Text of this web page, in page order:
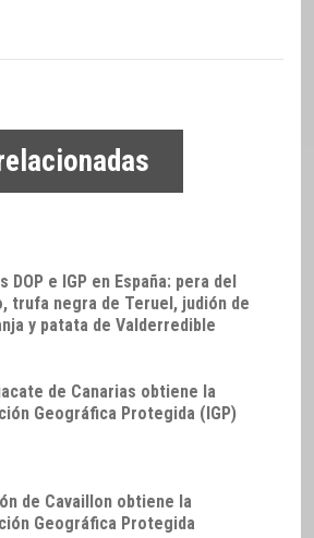
DOP e IGP en España: pera del
trufa negra de Teruel, judión de
y patata de Valderredible
de Canarias obtiene la
Geográfica Protegida (IGP)
de Cavaillon obtiene la
Geográfica Protegida